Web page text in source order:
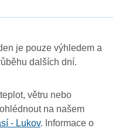
je pouze výhledem a
dalších dní.
větru nebo
na našem
- Lukov. Informace o